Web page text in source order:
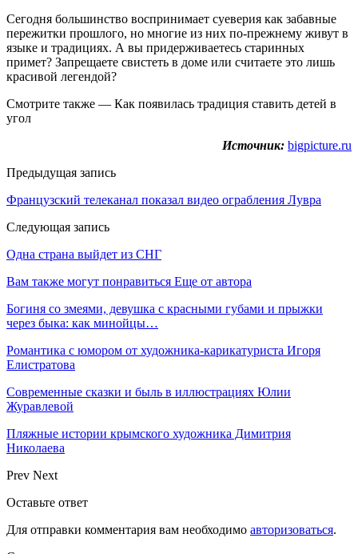
Сегодня большинство воспринимает суеверия как забавные
пережитки прошлого, но многие из них по-прежнему живут в
языке и традициях. А вы придерживаетесь старинных
примет? Запрещаете свистеть в доме или считаете это лишь
красивой легендой?
Смотрите также — Как появилась традиция ставить детей в
угол
Источник: bigpicture.ru
Предыдущая запись
Французский телеканал показал видео ограбления Лувра
Следующая запись
Одна страна выйдет из СНГ
Вам также могут понравиться Еще от автора
Богиня со змеями, девушка с красными губами и прыжки
через быка: как минойцы…
Романтика с юмором от художника-карикатуриста Игоря
Елистратова
Современные сказки и быль в иллюстрациях Юлии
Журавлевой
Пляжные истории крымского художника Димитрия
Николаева
Prev Next
Оставьте ответ
Для отправки комментария вам необходимо авторизоваться.